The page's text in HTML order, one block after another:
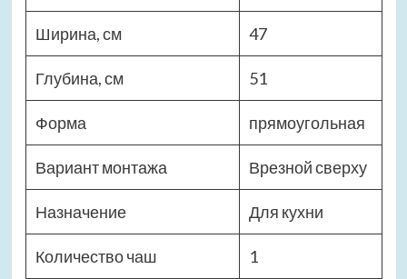
Ширина, см 47
Глубина, см 51
Форма прямоугольная
Вариант монтажа Врезной сверху
Назначение Для кухни
Количество чаш 1